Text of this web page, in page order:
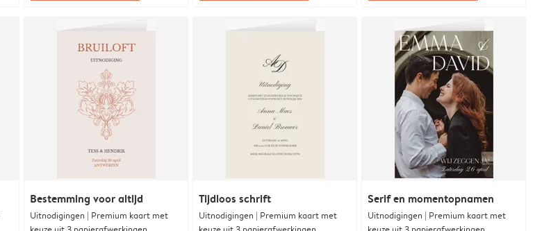
Bestemming voor altijd
Uitnodigingen | Premium kaart met
Tijdloos schrift
Uitnodigingen | Premium kaart met
Serif en momentopnamen
Uitnodigingen | Premium kaart met